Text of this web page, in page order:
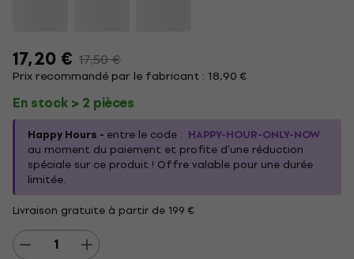
17,20 € 17,50 €
Prix recommandé par le fabricant : 18,90 €
En stock > 2 pièces
Happy Hours - entre le code : HAPPY-HOUR-ONLY-NOW
au moment du paiement et profite d'une réduction
spéciale sur ce produit ! Offre valable pour une durée
limitée.
Livraison gratuite à partir de 199 €